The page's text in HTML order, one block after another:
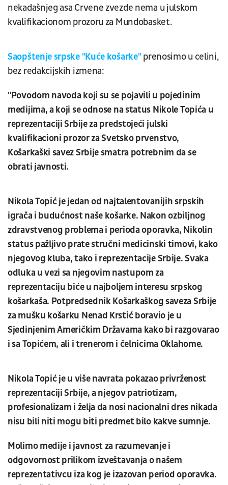
nekadašnjeg asa Crvene zvezde nema u julskom
kvalifikacionom prozoru za Mundobasket.
Saopštenje srpske "Kuće košarke"prenosimo u celini,
bez redakcijskih izmena:
"Povodom navoda koji su se pojavili u pojedinim
medijima, a koji se odnose na status Nikole Topića u
reprezentaciji Srbije za predstojeći julski
kvalifikacioni prozor za Svetsko prvenstvo,
Košarkaški savez Srbije smatra potrebnim da se
obrati javnosti.
Nikola Topić je jedan od najtalentovanijih srpskih
igrača i budućnost naše košarke. Nakon ozbiljnog
zdravstvenog problema i perioda oporavka, Nikolin
status pažljivo prate stručni medicinski timovi, kako
njegovog kluba, tako i reprezentacije Srbije. Svaka
odluka u vezi sa njegovim nastupom za
reprezentaciju biće u najboljem interesu srpskog
košarkaša. Potpredsednik Košarkaškog saveza Srbije
za mušku košarku Nenad Krstić boravio je u
Sjedinjenim Američkim Državama kako bi razgovarao
i sa Topićem, ali i trenerom i čelnicima Oklahome.
Nikola Topić je u više navrata pokazao privrženost
reprezentaciji Srbije, a njegov patriotizam,
profesionalizam i želja da nosi nacionalni dres nikada
nisu bili niti mogu biti predmet bilo kakve sumnje.
Molimo medije i javnost za razumevanje i
odgovornost prilikom izveštavanja o našem
reprezentativcu iza kog je izazovan period oporavka.